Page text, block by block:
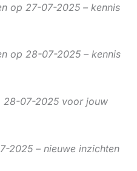
op 27-07-2025 – kennis
op 28-07-2025 – kennis
28-07-2025 voor jouw
2025 – nieuwe inzichten